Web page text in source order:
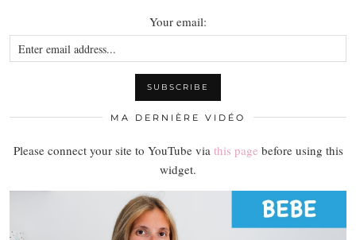
Your email:
MA DERNIÈRE VIDÉO
Please connect your site to YouTube via this page before using this
widget.